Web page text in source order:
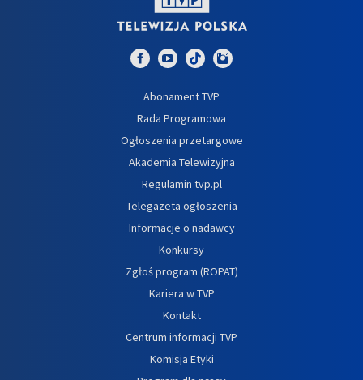
Abonament TVP
Rada Programowa
Ogłoszenia przetargowe
Akademia Telewizyjna
Regulamin tvp.pl
Telegazeta ogłoszenia
Informacje o nadawcy
Konkursy
Zgłoś program (ROPAT)
Kariera w TVP
Kontakt
Centrum informacji TVP
Komisja Etyki